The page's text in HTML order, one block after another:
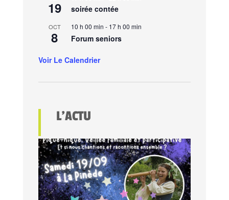
19 soirée contée
OCT
8
10 h 00 min - 17 h 00 min
Forum seniors
Voir Le Calendrier
L’ACTU